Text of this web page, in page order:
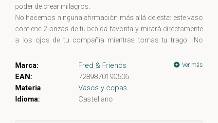
poder de crear milagros.
No hacemos ninguna afirmación más allá de esta: este vaso
contiene 2 onzas de tu bebida favorita y mirará directamente
a los ojos de tu compañía mientras tomas tu trago. ¡No
Vidrio de borosilicato transparente soplado a mano.
Dimensiones:
8 cm. x 11 cm. aproximadamente.
Ver más
Marca:
Fred & Friends
EAN:
7289870190506
Materia
Vasos y copas
Idioma:
Castellano